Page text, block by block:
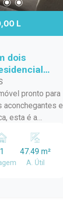
L
dois
e
no
pronto para
aconchegantes e
esta é a
apartamento
e fácil
pontos da
1 47.49 m²
A. Útil